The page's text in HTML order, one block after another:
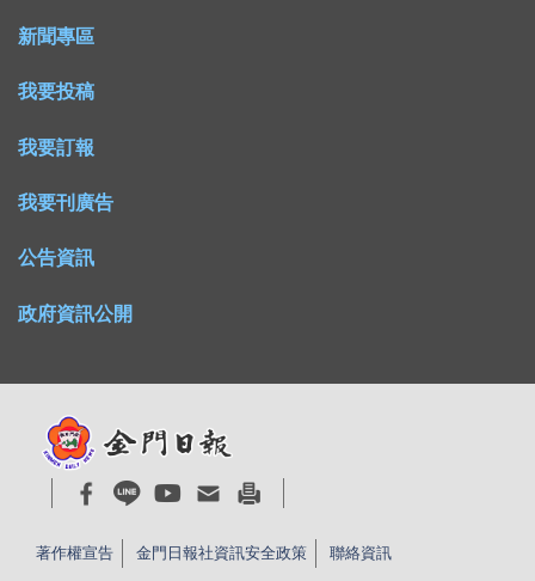
新聞專區
我要投稿
我要訂報
我要刊廣告
公告資訊
政府資訊公開
著作權宣告 金門日報社資訊安全政策 聯絡資訊